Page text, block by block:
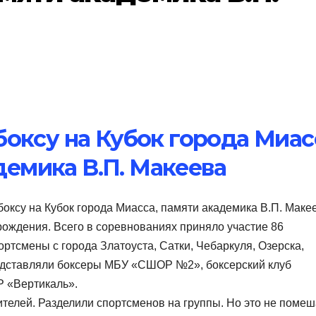
на Кубок города
В.П. Макеева
на Кубок города Миасса, памяти академика В.П.
Всего в соревнованиях приняло участие 86
с города Златоуста, Сатки, Чебаркуля, Озерска,
боксеры МБУ «СШОР №2», боксерский клуб
Разделили спортсменов на группы. Но это не